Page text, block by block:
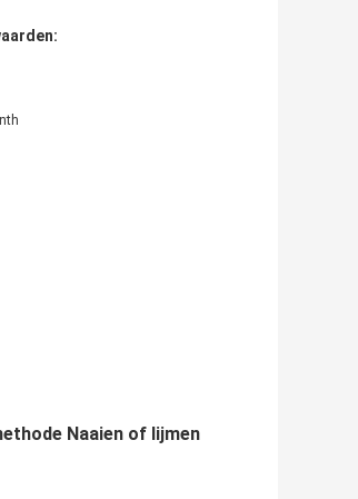
Naaien of lijmen